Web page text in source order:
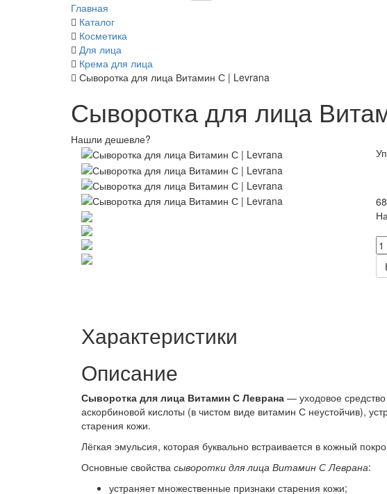
Главная
Каталог
Косметика
Для лица
Крема для лица
Сыворотка для лица Витамин С | Levrana
Сыворотка для лица
Нашли дешевле?
Характеристики
Описание
Сыворотка для лица Витамин С Леврана — уходовое
аскорбиновой кислоты (в чистом виде витамин С неустойчив),
старения кожи.
Лёгкая эмульсия, которая буквально встраивается в кожный
Основные свойства сыворотки для лица Витамин С Леврана:
устраняет множественные признаки старения кожи;